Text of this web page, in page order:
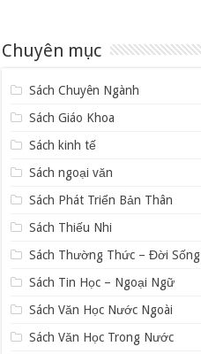
Chuyên mục
Sách Chuyên Ngành
Sách Giáo Khoa
Sách kinh tế
Sách ngoại văn
Sách Phát Triển Bản Thân
Sách Thiếu Nhi
Sách Thường Thức – Đời Sống
Sách Tin Học – Ngoại Ngữ
Sách Văn Học Nước Ngoài
Sách Văn Học Trong Nước